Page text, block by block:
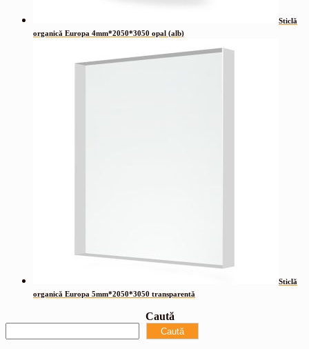
Sticlă
organică Europa 4mm*2050*3050 opal (alb)
Sticlă
organică Europa 5mm*2050*3050 transparentă
Caută
Caută